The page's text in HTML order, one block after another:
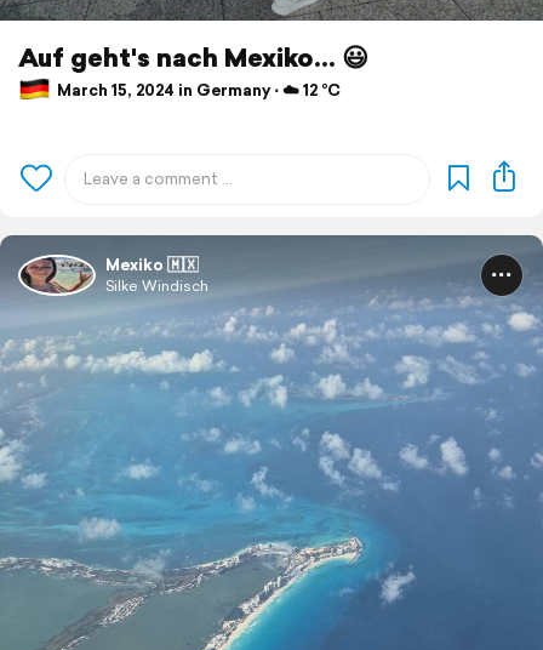
Auf geht's nach Mexiko... 😃
March 15, 2024 in Germany ⋅ ☁️ 12 °C
Mexiko 🇲🇽
Silke Windisch